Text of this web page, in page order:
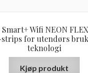
Smart+ Wifi NEON
strips for utendørs
teknologi
Kjøp produkt